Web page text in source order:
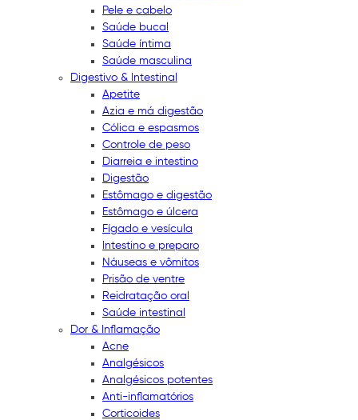
Pele e cabelo
Saúde bucal
Saúde íntima
Saúde masculina
Digestivo & Intestinal
Apetite
Azia e má digestão
Cólica e espasmos
Controle de peso
Diarreia e intestino
Digestão
Estômago e digestão
Estômago e úlcera
Fígado e vesícula
Intestino e preparo
Náuseas e vômitos
Prisão de ventre
Reidratação oral
Saúde intestinal
Dor & Inflamação
Acne
Analgésicos
Analgésicos potentes
Anti-inflamatórios
Corticoides